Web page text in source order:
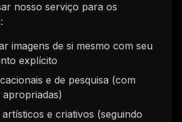
nosso serviço para os
imagens de si mesmo com seu
explícito
e de pesquisa (com
apropriadas)
e criativos (seguindo